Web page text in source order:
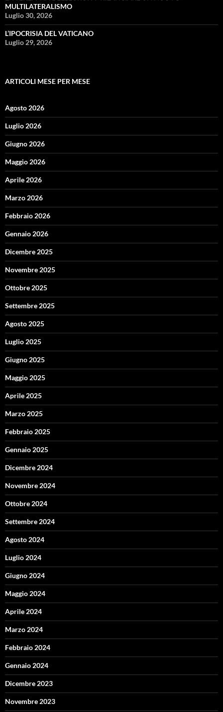
MULTILATERALISMO
Luglio 30, 2026
L’IPOCRISIA DEL VATICANO
Luglio 29, 2026
ARTICOLI MESE PER MESE
Agosto 2026
Luglio 2026
Giugno 2026
Maggio 2026
Aprile 2026
Marzo 2026
Febbraio 2026
Gennaio 2026
Dicembre 2025
Novembre 2025
Ottobre 2025
Settembre 2025
Agosto 2025
Luglio 2025
Giugno 2025
Maggio 2025
Aprile 2025
Marzo 2025
Febbraio 2025
Gennaio 2025
Dicembre 2024
Novembre 2024
Ottobre 2024
Settembre 2024
Agosto 2024
Luglio 2024
Giugno 2024
Maggio 2024
Aprile 2024
Marzo 2024
Febbraio 2024
Gennaio 2024
Dicembre 2023
Novembre 2023